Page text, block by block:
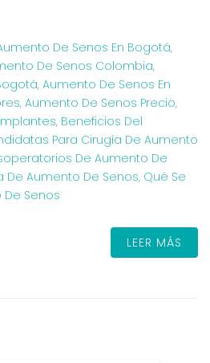
De Senos En Bogotá,
De Senos Colombia,
, Aumento De Senos En
, Aumento De Senos Precio,
, Beneficios Del
Para Cirugía De Aumento
De Aumento De
De Aumento De Senos, Qué Se
De Senos
LEER MÁS